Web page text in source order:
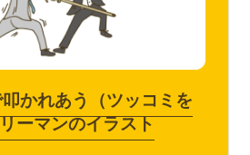
かれあう（ツッコミを
ーマンのイラスト